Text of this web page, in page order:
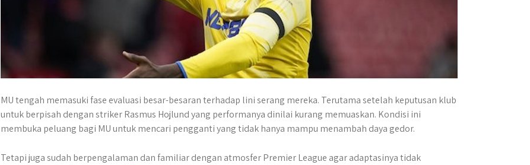
MU tengah memasuki fase evaluasi besar-besaran terhadap lini serang mereka. Terutama setelah keputusan klub
untuk berpisah dengan striker Rasmus Hojlund yang performanya dinilai kurang memuaskan. Kondisi ini
membuka peluang bagi MU untuk mencari pengganti yang tidak hanya mampu menambah daya gedor.
Tetapi juga sudah berpengalaman dan familiar dengan atmosfer Premier League agar adaptasinya tidak